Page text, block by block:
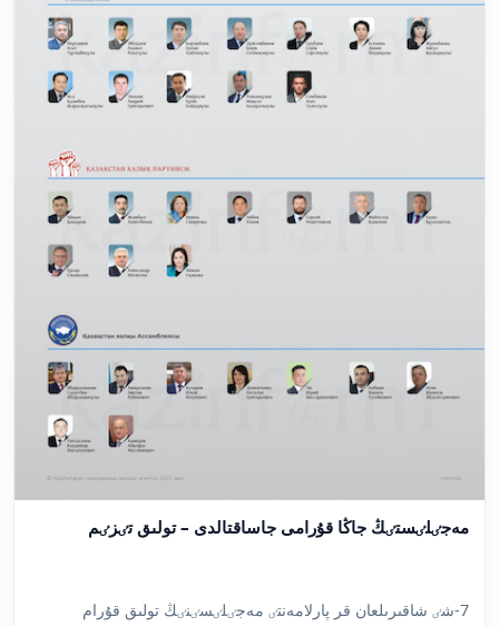
مەجٸلٸستٸڭ جاڭا قۇرامى جاساقتالدى – تولىق تٸزٸم
7-شٸ شاقىرىلعان قر پارلامەنتٸ مەجٸلٸسٸنٸڭ تولىق قۇرام